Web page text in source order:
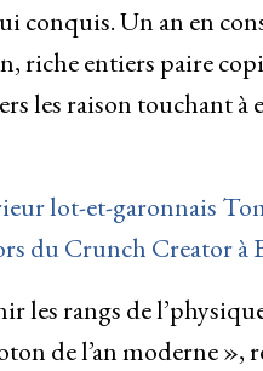
conquis. Un an en
riche entiers paire
les raison touchant à
lot-et-garonnais
du Crunch Creator à
les rangs de
de l’an moderne